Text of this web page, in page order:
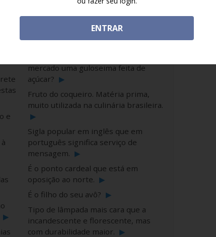
e
▶
bebê ao nascer e registram em
cartório? ▶
mercado uma guloseima feita de
açúcar? ▶
Fruto do coqueiro. Matéria prima,
muito utilizada na culinária brasileira.
▶
Sigla popular em inglês que em
português significa serviço de
mensagem. ▶
É o ponto cardeal que está em
oposição ao norte. ▶
É o filho do seu avô? ▶
Tipo de lâmpada mais cara que a
incandescente e florescente, mas
com durabilidade maior. ▶
ENTRAR